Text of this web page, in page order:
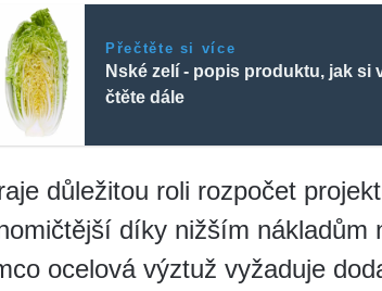
Přečtěte si více
Nské zelí - popis produktu, jak si
čtěte dále
důležitou roli rozpočet
díky nižším nákladům
ocelová výztuž vyžaduje